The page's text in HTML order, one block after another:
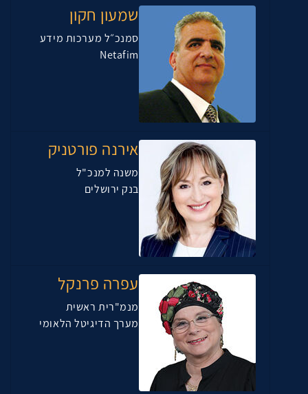
שמעון חקון
סמנכ״ל מערכות מידע
Netafim
אירנה פורטניק
משנה למנכ"ל
בנק ירושלים
עפרה פרנקל
מנמ"רית ראשית
מערך הדיגיטל הלאומי